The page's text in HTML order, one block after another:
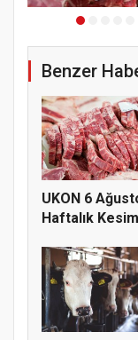
Benzer
UKON 6
Haftalık Kesim